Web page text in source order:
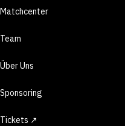
Matchcenter
Team
Über Uns
Sponsoring
Tickets ↗